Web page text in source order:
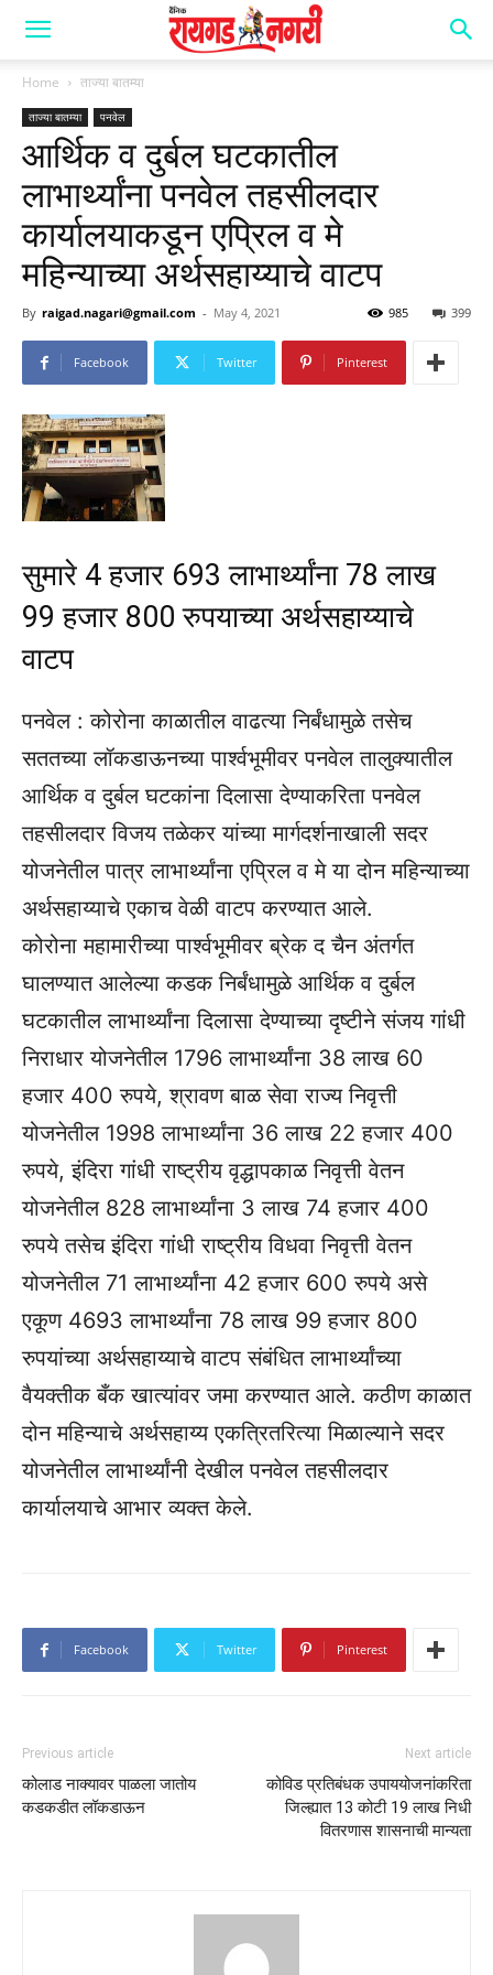
Home ताज्या बातम्या
ताज्या बातम्या पनवेल
आर्थिक व दुर्बल घटकातील
लाभार्थ्यांना पनवेल तहसीलदार
कार्यालयाकडून एप्रिल व मे
महिन्याच्या अर्थसहाय्याचे वाटप
By raigad.nagari@gmail.com - May 4, 2021 399
985
Facebook Twitter Pinterest
सुमारे 4 हजार 693 लाभार्थ्यांना 78 लाख
99 हजार 800 रुपयाच्या अर्थसहाय्याचे
वाटप
पनवेल : कोरोना काळातील वाढत्या निर्बंधामुळे तसेच
सततच्या लॉकडाऊनच्या पार्श्‍वभूमीवर पनवेल तालुक्यातील
आर्थिक व दुर्बल घटकांना दिलासा देण्याकरिता पनवेल
तहसीलदार विजय तळेकर यांच्या मार्गदर्शनाखाली सदर
योजनेतील पात्र लाभार्थ्यांना एप्रिल व मे या दोन महिन्याच्या
अर्थसहाय्याचे एकाच वेळी वाटप करण्यात आले.
कोरोना महामारीच्या पार्श्‍वभूमीवर ब्रेक द चैन अंतर्गत
घालण्यात आलेल्या कडक निर्बंधामुळे आर्थिक व दुर्बल
घटकातील लाभार्थ्यांना दिलासा देण्याच्या दृष्टीने संजय गांधी
निराधार योजनेतील 1796 लाभार्थ्यांना 38 लाख 60
हजार 400 रुपये, श्रावण बाळ सेवा राज्य निवृत्ती
योजनेतील 1998 लाभार्थ्यांना 36 लाख 22 हजार 400
रुपये, इंदिरा गांधी राष्ट्रीय वृद्धापकाळ निवृत्ती वेतन
योजनेतील 828 लाभार्थ्यांना 3 लाख 74 हजार 400
रुपये तसेच इंदिरा गांधी राष्ट्रीय विधवा निवृत्ती वेतन
योजनेतील 71 लाभार्थ्यांना 42 हजार 600 रुपये असे
एकूण 4693 लाभार्थ्यांना 78 लाख 99 हजार 800
रुपयांच्या अर्थसहाय्याचे वाटप संबंधित लाभार्थ्यांच्या
वैयक्तीक बँक खात्यांवर जमा करण्यात आले. कठीण काळात
दोन महिन्याचे अर्थसहाय्य एकत्रितरित्या मिळाल्याने सदर
योजनेतील लाभार्थ्यांनी देखील पनवेल तहसीलदार
कार्यालयाचे आभार व्यक्त केले.
Facebook Twitter Pinterest
Previous article
कोलाड नाक्यावर पाळला जातोय
कडकडीत लॉकडाऊन
Next article
कोविड प्रतिबंधक उपाययोजनांकरिता
जिल्ह्यात 13 कोटी 19 लाख निधी
वितरणास शासनाची मान्यता